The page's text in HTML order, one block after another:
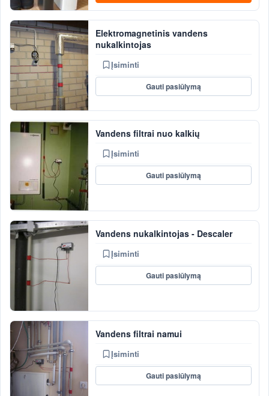
Elektromagnetinis vandens
nukalkintojas
Įsiminti
Gauti pasiūlymą
Vandens filtrai nuo kalkių
Įsiminti
Gauti pasiūlymą
Vandens nukalkintojas - Descaler
Įsiminti
Gauti pasiūlymą
Vandens filtrai namui
Įsiminti
Gauti pasiūlymą